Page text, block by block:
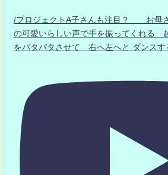
/プロジェクトA子さんも注目？ お母
の可愛いらしい声で手を振ってくれる
をパタパタさせて 右へ左へと ダンスす